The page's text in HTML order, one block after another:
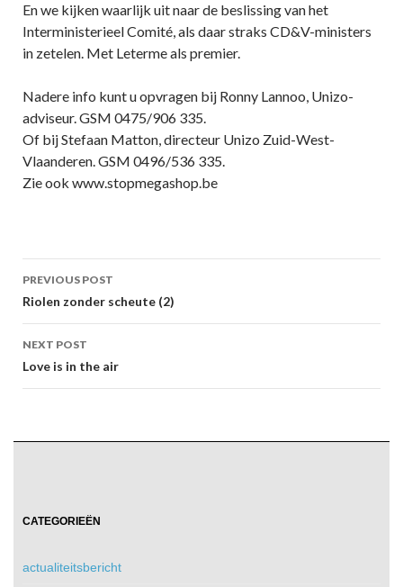
En we kijken waarlijk uit naar de beslissing van het
Interministerieel Comité, als daar straks CD&V-ministers
in zetelen. Met Leterme als premier.
Nadere info kunt u opvragen bij Ronny Lannoo, Unizo-
adviseur. GSM 0475/906 335.
Of bij Stefaan Matton, directeur Unizo Zuid-West-
Vlaanderen. GSM 0496/536 335.
Zie ook www.stopmegashop.be
Post
navigation
PREVIOUS POST
Riolen zonder scheute (2)
NEXT POST
Love is in the air
CATEGORIEËN
actualiteitsbericht